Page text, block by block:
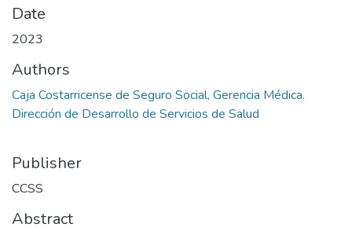
Date
2023
Authors
Caja Costarricense de Seguro Social, Gerencia Médica.
Dirección de Desarrollo de Servicios de Salud
Publisher
CCSS
Abstract